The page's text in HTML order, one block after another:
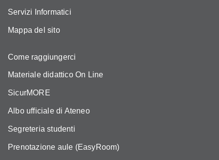
Servizi Informatici
Mappa del sito
Come raggiungerci
Materiale didattico On Line
SicurMORE
Albo ufficiale di Ateneo
Segreteria studenti
Prenotazione aule (EasyRoom)